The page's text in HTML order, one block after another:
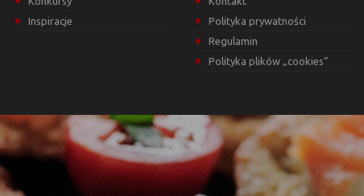
Inspiracje
Polityka prywatności
Regulamin
Polityka plików „cookies”